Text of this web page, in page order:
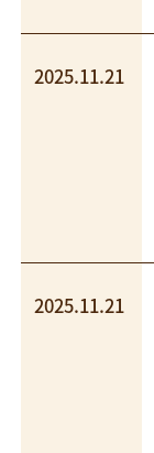
2025.11.21
2025.11.21